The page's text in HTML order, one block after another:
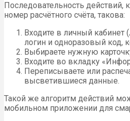
Последовательность действий,
номер расчётного счёта, такова:
Входите в личный кабинет
логин и одноразовый код,
Выбираете нужную
Входите во вкладку
Переписываете или
высветившиеся данные.
Такой же алгоритм действий
мобильном приложении для